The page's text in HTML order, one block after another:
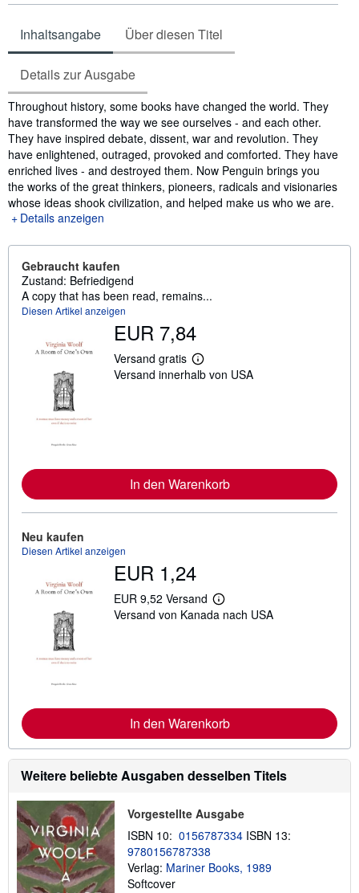
Inhaltsangabe Über diesen Titel
Details zur Ausgabe
Inhaltsangabe
Throughout history, some books have changed the world. They
have transformed the way we see ourselves - and each other.
They have inspired debate, dissent, war and revolution. They
have enlightened, outraged, provoked and comforted. They have
enriched lives - and destroyed them. Now Penguin brings you
the works of the great thinkers, pioneers, radicals and visionaries
whose ideas shook civilization, and helped make us who we are.
Details anzeigen
Gebraucht kaufen
Zustand: Befriedigend
A copy that has been read, remains...
Diesen Artikel anzeigen
EUR 7,84
Versand gratis
W
e
f
o
z
u
o
s
t
e
n
Versand innerhalb von USA
In den Warenkorb
Neu kaufen
Diesen Artikel anzeigen
EUR 1,24
EUR 9,52 Versand
W
e
f
o
r
m
a
t
i
e
n
V
Versand von Kanada nach USA
In den Warenkorb
Weitere beliebte Ausgaben desselben Titels
Vorgestellte Ausgabe
ISBN 10: 0156787334 ISBN 13:
9780156787338
Verlag: Mariner Books, 1989
Softcover